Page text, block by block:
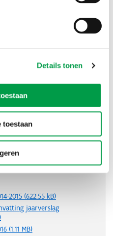
Details tonen
toestaan
2015 (622.55 kB)
jaarverslag
(1.11 MB)